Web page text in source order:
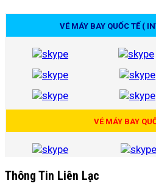
VÉ MÁY BAY QUỐC TẾ (
VÉ MÁY BAY
Thông Tin Liên Lạc